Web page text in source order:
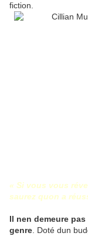
fiction.
« Si vous vous
saurez quon a
Il nen demeure
genre . Doté dun